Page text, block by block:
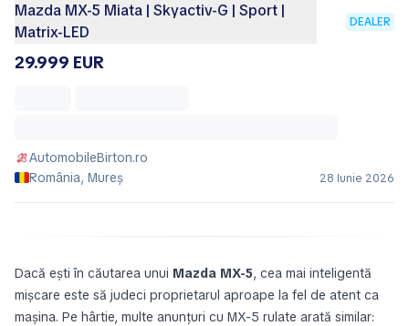
Mazda MX-5 Miata | Skyactiv-G | Sport |
Matrix-LED
DEALER
29.999 EUR
AutomobileBirton.ro
România, Mureș
28 Iunie 2026
Dacă ești în căutarea unui Mazda MX-5, cea mai inteligentă
mișcare este să judeci proprietarul aproape la fel de atent ca
mașina. Pe hârtie, multe anunțuri cu MX-5 rulate arată similar: